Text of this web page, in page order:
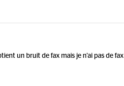
un bruit de fax mais je n'ai pas de fax